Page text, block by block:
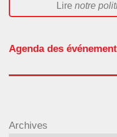
Lire notre
Agenda des
Archives